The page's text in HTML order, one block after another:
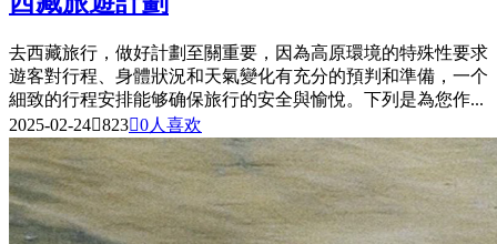
去西藏旅行，做好計劃至關重要，因為高原環境的特殊性要求
遊客對行程、身體狀況和天氣變化有充分的預判和準備，一个
細致的行程安排能够确保旅行的安全與愉悅。下列是為您作...
2025-02-248230人喜欢